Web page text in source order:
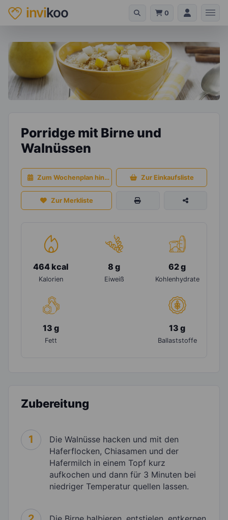
invikoo 0
Porridge mit Birne und
Walnüssen
Zum Wochenplan hinzufügen Zur Einkaufsliste
Zur Merkliste
464 kcal
Kalorien
8 g
Eiweiß
62 g
Kohlenhydrate
13 g
Fett
13 g
Ballaststoffe
Zubereitung
1
Die Walnüsse hacken und mit den
Haferflocken, Chiasamen und der
Hafermilch in einem Topf kurz
aufkochen und dann für 3 Minuten bei
niedriger Temperatur quellen lassen.